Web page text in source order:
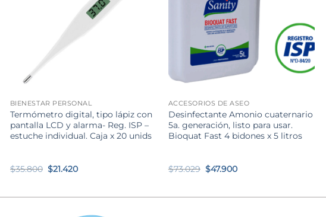
+
BIENESTAR PERSONAL
Termómetro digital, tipo lápiz con
pantalla LCD y alarma- Reg. ISP –
estuche individual. Caja x 20 unids
$35.800 El
precio
$21.420El
+
ACCESORIOS DE ASEO
Desinfectante Amonio cuaternario
5a. generación, listo para usar.
Bioquat Fast 4 bidones x 5 litros
$73.029 El
precio
$47.900El